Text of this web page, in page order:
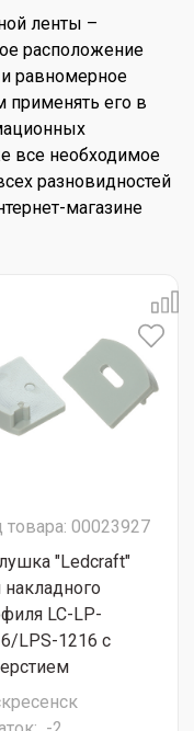
ленты –
расположение
равномерное
применять его в
все необходимое
разновидностей
магазине
товара: 00023927
"Ledcraft"
накладного
LC-LP-
LPS-1216 с